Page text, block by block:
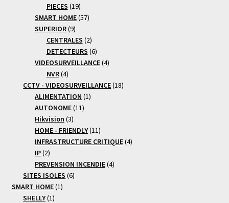
PIECES 1919
produits
SMART HOME 5757
SUPERIOR 99
produits
CENTRALES 22
produits
DETECTEURS 66
produits
VIDEOSURVEILLANCE 44
NVR 44
produits
CCTV - VIDEOSURVEILLANCE 1818
ALIMENTATION 11
AUTONOME 1111
Hikvision 33
produits
HOME - FRIENDLY 1111
produits
INFRASTRUCTURE CRITIQUE 44
IP 22
produits
PREVENSION INCENDIE 44
SITES ISOLES 66
SMART HOME 11
SHELLY 11